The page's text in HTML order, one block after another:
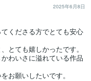
2025年6月8日
くださる方でとても安心
とても嬉しかったです。
わいさに溢れている作品
お願いしたいです。